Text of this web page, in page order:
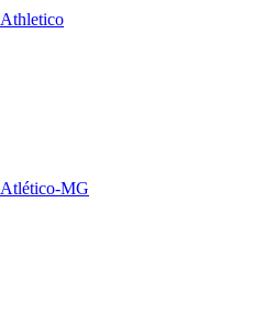
Athletico
Atlético-MG